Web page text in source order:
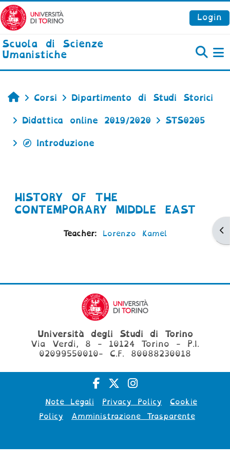
Vai al contenuto principale
Login
Scuola di Scienze
Umanistiche
Home
Corsi Dipartimento di Studi Storici
Didattica online 2019/2020 STS0205
Introduzione
HISTORY OF THE
CONTEMPORARY MIDDLE EAST
Teacher: Lorenzo Kamel
Università degli Studi di Torino
Via Verdi, 8 - 10124 Torino - P.I.
02099550010- C.F. 80088230018
Note Legali Privacy Policy
Cookie
Policy
Amministrazione Trasparente